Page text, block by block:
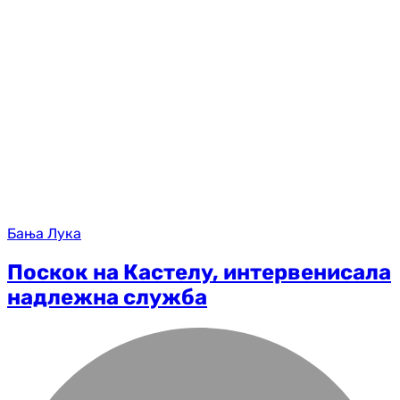
Бања Лука
Поскок на Кастелу, интервенисала
надлежна служба